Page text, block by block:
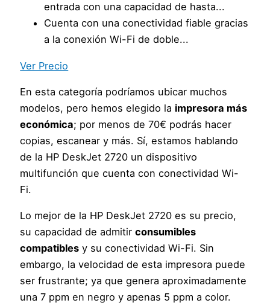
entrada con una capacidad de hasta...
Cuenta con una conectividad fiable gracias
a la conexión Wi-Fi de doble...
Ver Precio
En esta categoría podríamos ubicar muchos
modelos, pero hemos elegido la impresora más
económica; por menos de 70€ podrás hacer
copias, escanear y más. Sí, estamos hablando
de la HP DeskJet 2720 un dispositivo
multifunción que cuenta con conectividad Wi-
Fi.
Lo mejor de la HP DeskJet 2720 es su precio,
su capacidad de admitirconsumibles
compatibles y su conectividad Wi-Fi. Sin
embargo, la velocidad de esta impresora puede
ser frustrante; ya que genera aproximadamente
una 7 ppm en negro y apenas 5 ppm a color.